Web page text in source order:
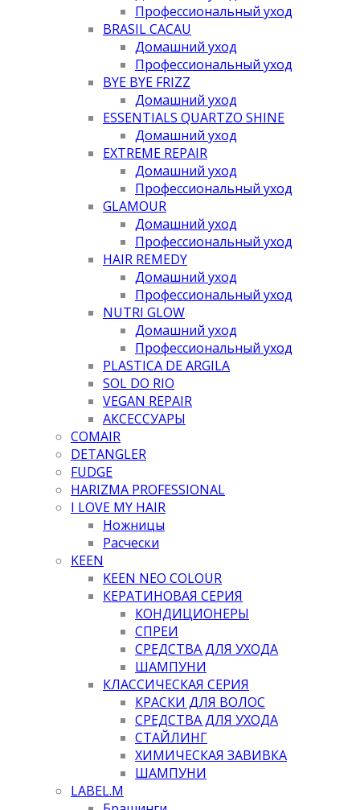
Профессиональный уход
BRASIL CACAU
Домашний уход
Профессиональный уход
BYE BYE FRIZZ
Домашний уход
ESSENTIALS QUARTZO SHINE
Домашний уход
EXTREME REPAIR
Домашний уход
Профессиональный уход
GLAMOUR
Домашний уход
Профессиональный уход
HAIR REMEDY
Домашний уход
Профессиональный уход
NUTRI GLOW
Домашний уход
Профессиональный уход
PLASTICA DE ARGILA
SOL DO RIO
VEGAN REPAIR
АКСЕССУАРЫ
COMAIR
DETANGLER
FUDGE
HARIZMA PROFESSIONAL
I LOVE MY HAIR
Ножницы
Расчески
KEEN
KEEN NEO COLOUR
КЕРАТИНОВАЯ СЕРИЯ
КОНДИЦИОНЕРЫ
СПРЕИ
СРЕДСТВА ДЛЯ УХОДА
ШАМПУНИ
КЛАССИЧЕСКАЯ СЕРИЯ
КРАСКИ ДЛЯ ВОЛОС
СРЕДСТВА ДЛЯ УХОДА
СТАЙЛИНГ
ХИМИЧЕСКАЯ ЗАВИВКА
ШАМПУНИ
LABEL.M